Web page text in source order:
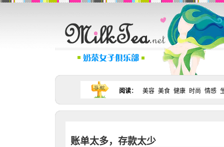
阅读： 美容 美食 健康 时尚 情感
账单太多，存款太少